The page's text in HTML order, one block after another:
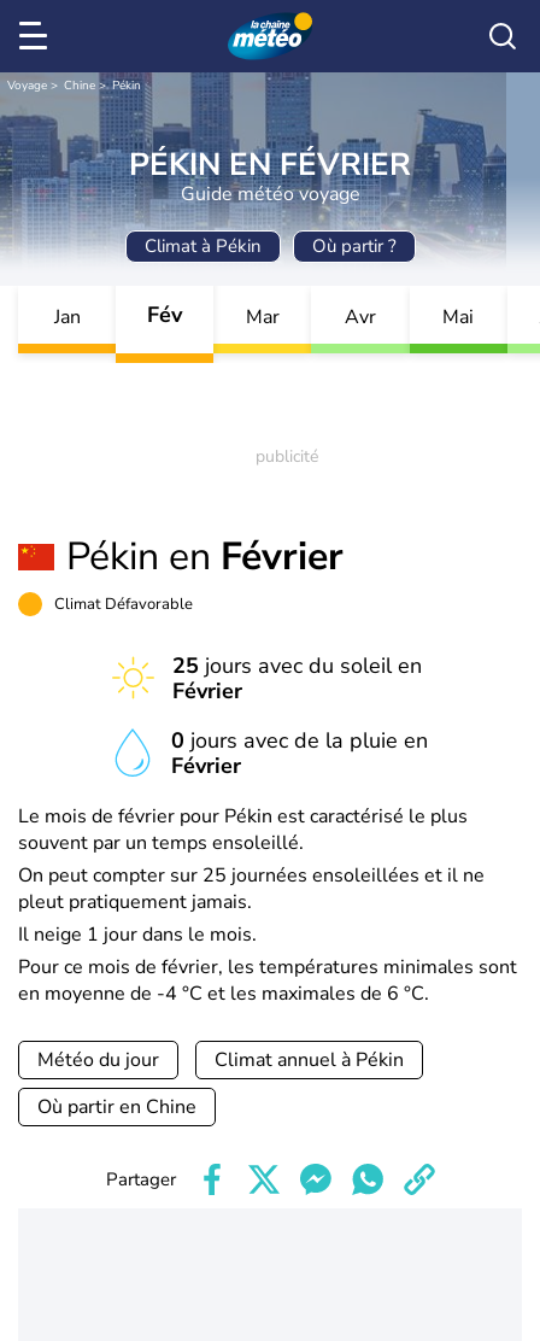
Voyage Chine Pékin
PÉKIN EN FÉVRIER
Guide météo voyage
Climat à Pékin Où partir ?
Jan Fév Mar Avr Mai
Pékin en Février
Climat Défavorable
25 jours avec du soleil en
Février
0 jours avec de la pluie en
Février
Le mois de février pour Pékin est caractérisé le plus
souvent par un temps ensoleillé.
On peut compter sur 25 journées ensoleillées et il ne
pleut pratiquement jamais.
Il neige 1 jour dans le mois.
Pour ce mois de février, les températures minimales sont
en moyenne de -4 °C et les maximales de 6 °C.
Météo du jour
Climat annuel à Pékin
Où partir en Chine
Partager